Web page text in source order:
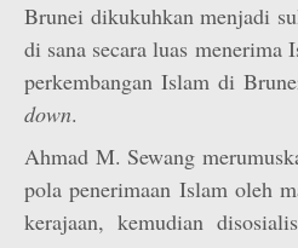
Brunei dikukuhkan menjadi
di sana secara luas menerima
perkembangan Islam di
down.
Ahmad M. Sewang
pola penerimaan Islam oleh
kerajaan, kemudian